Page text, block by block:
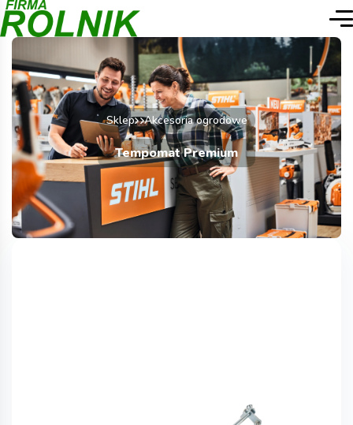
Sklep Akcesoria ogrodowe
Tempomat Premium